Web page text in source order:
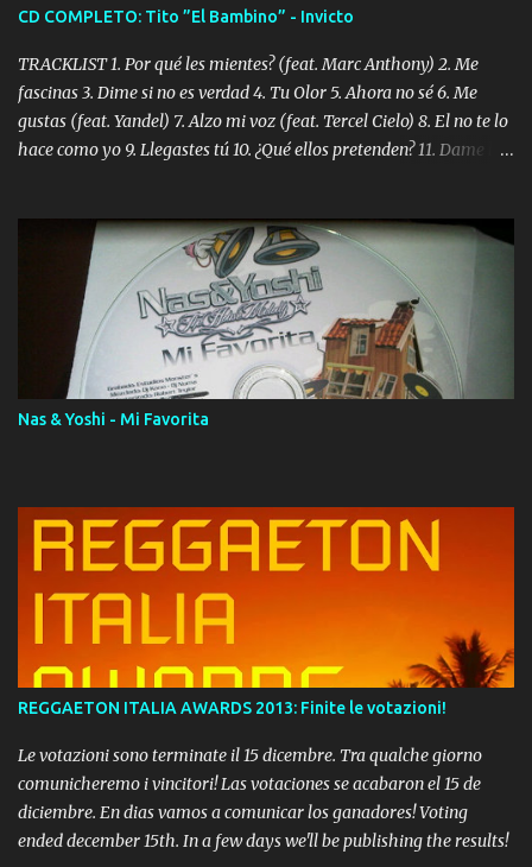
CD COMPLETO: Tito ”El Bambino” - Invicto
TRACKLIST 1. Por qué les mientes? (feat. Marc Anthony) 2. Me
fascinas 3. Dime si no es verdad 4. Tu Olor 5. Ahora no sé 6. Me
gustas (feat. Yandel) 7. Alzo mi voz (feat. Tercel Cielo) 8. El no te lo
hace como yo 9. Llegastes tú 10. ¿Qué ellos pretenden? 11. Dame la
Digital Booklet – Invicto ----------------------------- Nota:
Album proposto al massimo della qualità in formato iTunes Plus
AAC M4A; comprato su iTunes e a disposizione vostra per il
download. REGGAETON ITALIA Nosotros Somos Los Del
Momento!
Nas & Yoshi - Mi Favorita
REGGAETON ITALIA AWARDS 2013: Finite le votazioni!
Le votazioni sono terminate il 15 dicembre. Tra qualche giorno
comunicheremo i vincitori! Las votaciones se acabaron el 15 de
diciembre. En dias vamos a comunicar los ganadores! Voting
ended december 15th. In a few days we'll be publishing the results!